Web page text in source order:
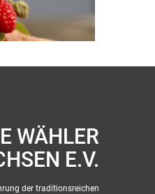
WÄHLER
E.V.
der traditionsreichen